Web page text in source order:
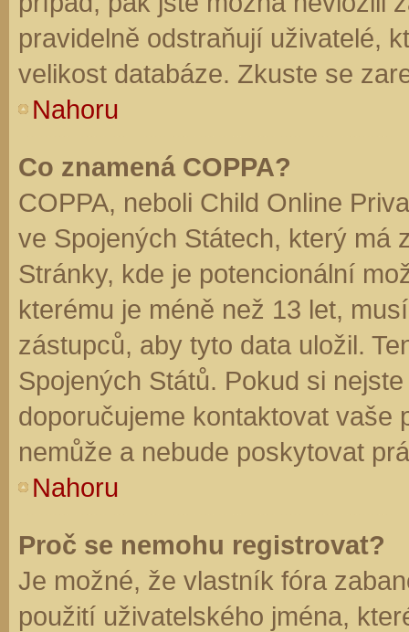
pravidelně odstraňují uživatelé,
velikost databáze. Zkuste se
Nahoru
Co znamená COPPA?
COPPA, neboli Child Online
ve Spojených Státech, který má
Stránky, kde je potencionální
kterému je méně než 13 let,
zástupců, aby tyto data uložil.
Spojených Států. Pokud si
doporučujeme kontaktovat vaše
nemůže a nebude poskytovat
Nahoru
Proč se nemohu registrovat?
Je možné, že vlastník fóra
použití uživatelského jména,